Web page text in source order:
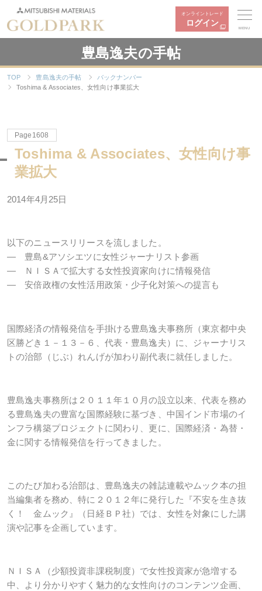
オンライントレード
ログイン
MENU
豊島逸夫の手帖
TOP 豊島逸夫の手帖
バックナンバー
Toshima & Associates、女性向け事業拡大
Page1608
Toshima & Associates、女性向け事
業拡大
2014年4月25日
以下のニュースリリースを流しました。
― 豊島&アソシエツに女性ジャーナリスト参画
― ＮＩＳＡで拡大する女性投資家向けに情報発信
― 安倍政権の女性活用政策・少子化対策への提言も
国際経済の情報発信を手掛ける豊島逸夫事務所（東京都中央
区勝どき１－１３－６、代表・豊島逸夫）に、ジャーナリス
トの治部（じぶ）れんげが加わり副代表に就任しました。
豊島逸夫事務所は２０１１年１０月の設立以来、代表を務め
る豊島逸夫の豊富な国際経験に基づき、中国インド市場のイ
ンフラ構築プロジェクトに関わり、更に、国際経済・為替・
金に関する情報発信を行ってきました。
このたび加わる治部は、豊島逸夫の雑誌連載やムック本の担
当編集者を務め、特に２０１２年に発行した『不安を生き抜
く！ 金ムック』（日経ＢＰ社）では、女性を対象にした講
演や記事を企画しています。
ＮＩＳＡ（少額投資非課税制度）で女性投資家が急増する
中、より分かりやすく魅力的な女性向けのコンテンツ企画、